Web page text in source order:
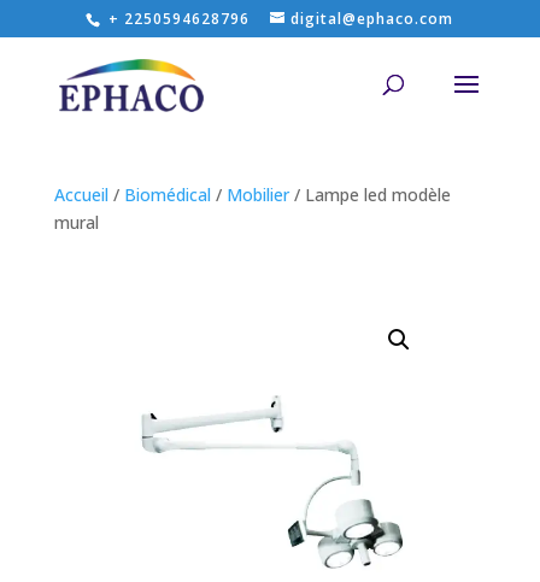
+ 2250594628796 digital@ephaco.com
Accueil / Biomédical / Mobilier/ Lampe led modèle
mural